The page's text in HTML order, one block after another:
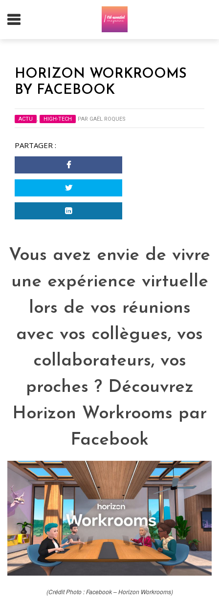
HORIZON WORKROOMS
BY FACEBOOK
ACTU , HIGH-TECH PAR GAËL ROQUES
PARTAGER :
Vous avez envie de vivre
une expérience virtuelle
lors de vos réunions
avec vos collègues, vos
collaborateurs, vos
proches ? Découvrez
Horizon Workrooms par
Facebook
(Crédit Photo : Facebook – Horizon Workrooms)